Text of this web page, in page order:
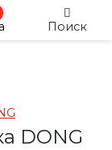
Поиск
DONG